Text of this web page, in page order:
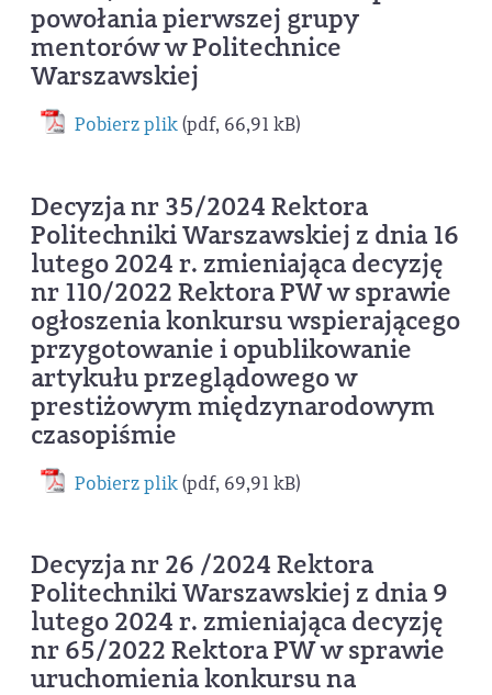
powołania pierwszej grupy
mentorów w Politechnice
Warszawskiej
Pobierz plik(pdf, 66,91 kB)
Decyzja nr 35/2024 Rektora
Politechniki Warszawskiej z dnia 16
lutego 2024 r. zmieniająca decyzję
nr 110/2022 Rektora PW w sprawie
ogłoszenia konkursu wspierającego
przygotowanie i opublikowanie
artykułu przeglądowego w
prestiżowym międzynarodowym
czasopiśmie
Pobierz plik(pdf, 69,91 kB)
Decyzja nr 26 /2024 Rektora
Politechniki Warszawskiej z dnia 9
lutego 2024 r. zmieniająca decyzję
nr 65/2022 Rektora PW w sprawie
uruchomienia konkursu na